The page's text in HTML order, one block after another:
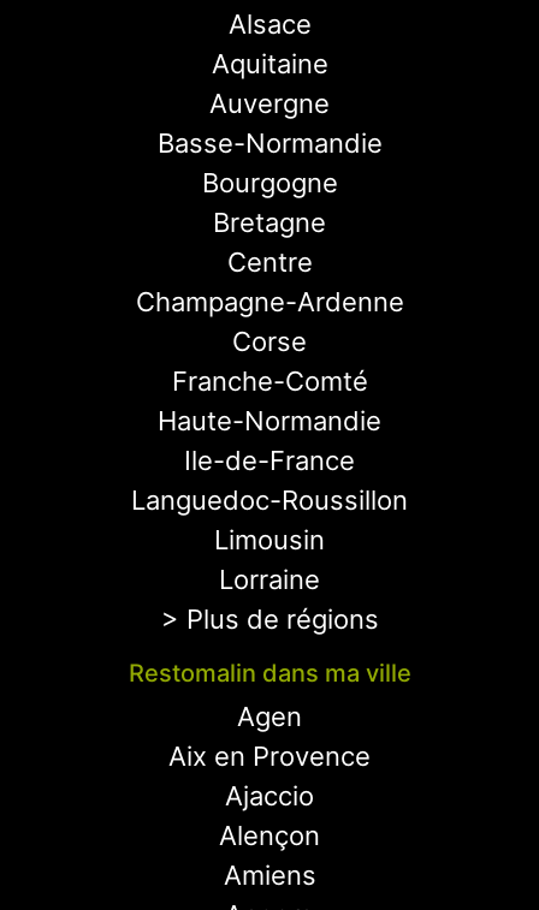
Alsace
Aquitaine
Auvergne
Basse-Normandie
Bourgogne
Bretagne
Centre
Champagne-Ardenne
Corse
Franche-Comté
Haute-Normandie
Ile-de-France
Languedoc-Roussillon
Limousin
Lorraine
> Plus de régions
Restomalin dans ma ville
Agen
Aix en Provence
Ajaccio
Alençon
Amiens